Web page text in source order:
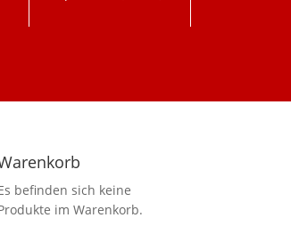
befinden sich keine
im Warenkorb.